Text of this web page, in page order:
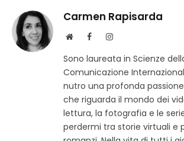
Carmen Rapisarda
S
t
o
w
F
c
e
b
k
I
s
t
a
m
Sono laureata in Scienze
Comunicazione
nutro una profonda
che riguarda il mondo dei
lettura, la fotografia e le
perdermi tra storie virtuali e